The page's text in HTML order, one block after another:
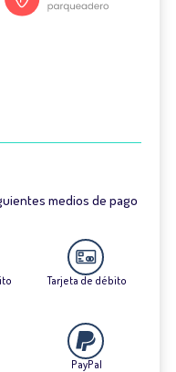
medios de pago
Tarjeta de débito
PayPal